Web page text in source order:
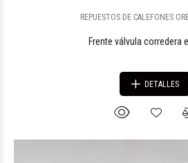
REPUESTOS DE CALEFONES
Frente válvula corredera
DETALLES